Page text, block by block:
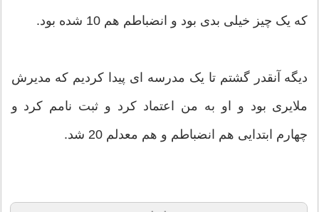
که یک چیز خیلی بدی بود و انضباطم هم 10 شده بود.
دیگه آنقدر گشتم تا یک مدرسه ای پیدا کردیم که مدیرش
ملایری بود و او به من اعتماد کرد و ثبت نامم کرد و
چهارم ابتدایی هم انضباطم و هم معدلم 20 شد.